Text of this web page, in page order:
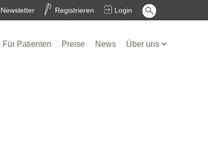
Login
Registrieren
Newsletter
Für Patienten Preise News Über uns